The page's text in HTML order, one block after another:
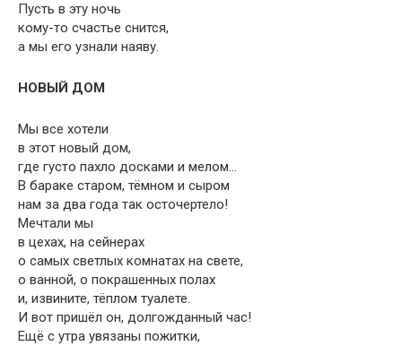
Пусть в эту ночь
кому-то счастье снится,
а мы его узнали наяву.
НОВЫЙ ДОМ
Мы все хотели
в этот новый дом,
где густо пахло досками и мелом…
В бараке старом, тёмном и сыром
нам за два года так осточертело!
Мечтали мы
в цехах, на сейнерах
о самых светлых комнатах на свете,
о ванной, о покрашенных полах
и, извините, тёплом туалете.
И вот пришёл он, долгожданный час!
Ещё с утра увязаны пожитки,